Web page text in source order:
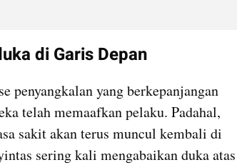
di Garis Depan
penyangkalan yang berkepanjangan
telah memaafkan pelaku. Padahal,
sakit akan terus muncul kembali di
sering kali mengabaikan duka atas